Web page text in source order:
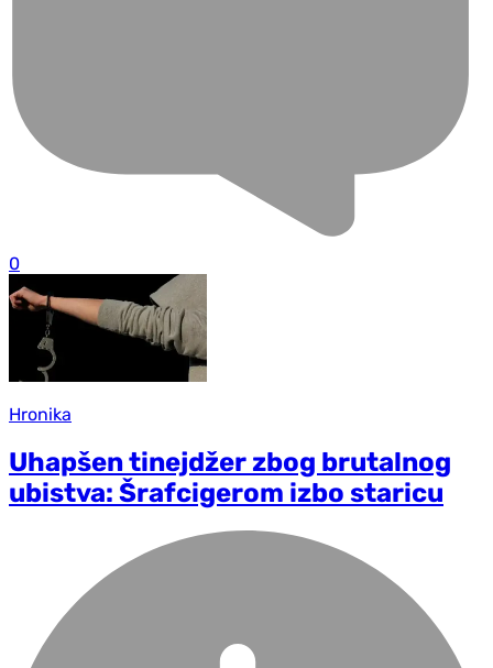
0
Hronika
Uhapšen tinejdžer zbog brutalnog
ubistva: Šrafcigerom izbo staricu